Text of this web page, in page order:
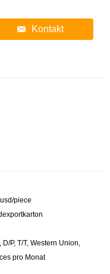
Kontakt
piece
D/P, T/T, Western Union,
pro Monat